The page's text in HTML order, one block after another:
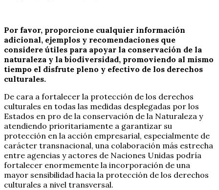
Por favor, proporcione cualquier información
adicional, ejemplos y recomendaciones que
considere útiles para apoyar la conservación de la
naturaleza y la biodiversidad, promoviendo al mismo
tiempo el disfrute pleno y efectivo de los derechos
culturales.
De cara a fortalecer la protección de los derechos
culturales en todas las medidas desplegadas por los
Estados en pro de la conservación de la Naturaleza y
atendiendo prioritariamente a garantizar su
protección en la acción empresarial, especialmente de
carácter transnacional, una colaboración más estrecha
entre agencias y actores de Naciones Unidas podría
fortalecer enormemente la incorporación de una
mayor sensibilidad hacia la protección de los derechos
culturales a nivel transversal.